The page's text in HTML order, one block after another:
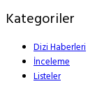
Kategoriler
Dizi Haberleri
İnceleme
Listeler